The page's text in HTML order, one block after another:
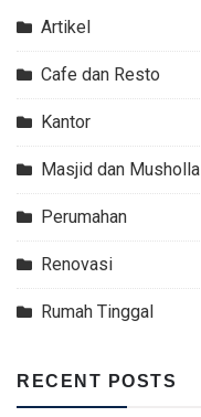
Artikel
Cafe dan Resto
Kantor
Masjid dan Musholla
Perumahan
Renovasi
Rumah Tinggal
RECENT POSTS